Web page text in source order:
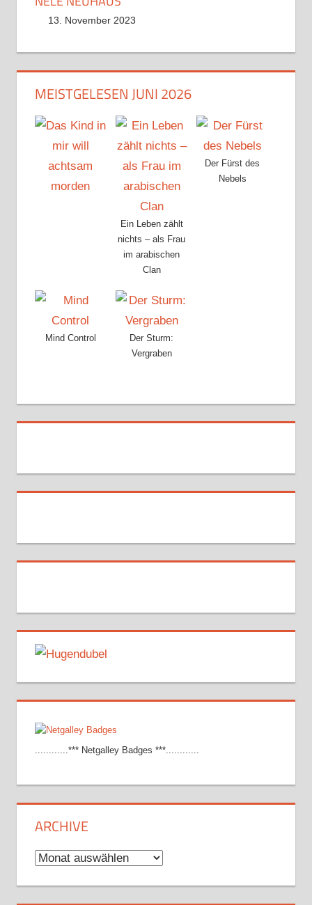
13. November 2023
MEISTGELESEN JUNI 2026
Ein Leben zählt
nichts – als Frau
im arabischen
Clan
Der Fürst des
Nebels
Mind Control
Der Sturm:
Vergraben
............*** Netgalley Badges ***............
ARCHIVE
Archive